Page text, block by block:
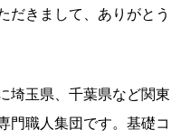
だきまして、ありがとう
埼玉県、千葉県など関東
門職人集団です。基礎コ